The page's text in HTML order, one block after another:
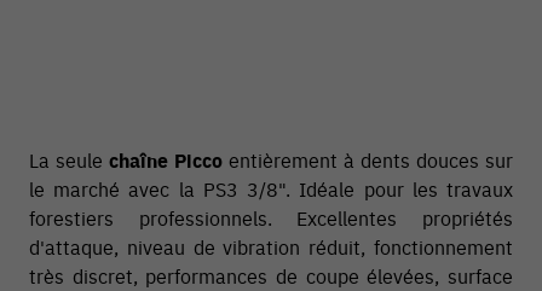
La seule chaîne Picco entièrement à dents douces sur
le marché avec la PS3 3/8". Idéale pour les travaux
forestiers professionnels. Excellentes propriétés
d'attaque, niveau de vibration réduit, fonctionnement
très discret, performances de coupe élevées, surface